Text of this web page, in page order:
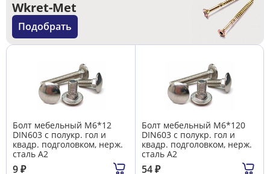
Wkret-Met
Подобрать
Болт мебельный М6*12
DIN603 с полукр. гол и
квадр. подголовком, нерж.
сталь А2
9₽
Болт мебельный М6*120
DIN603 с полукр. гол и
квадр. подголовком, нерж.
сталь А2
54₽